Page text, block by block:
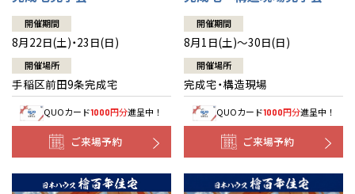
開催期間
8月22日(土)・23日(日)
開催場所
手稲区前田9条完成宅
QUOカード1000円分進呈中！
ご来場予約
開催期間
8月1日(土)～30日(日)
開催場所
完成宅・構造現場
QUOカード1000円分進呈中！
ご来場予約
道南
道東
岩手
山形
宮城
福島
山梨
長野
富山
石川
福井
東京
神奈川
埼玉
千葉
茨城
東海
愛知
岐阜
静岡
三重
近畿
大阪
京都
兵庫
中国・四国
岡山
香川
九州
福岡
分譲マンション
道南
道東
釧路
岩手県
山形県
宮城県
仙台
福島県
会津
山梨県
長野県
富山県
富山
石川県
福井県
福井
東京都
神奈川県
相模
埼玉県
埼玉
千葉県
千葉
東海
愛知県
岐阜県
岐阜
静岡県
三重県
四日市
近畿
大阪府
大阪
京都府
京都
兵庫県
姫路
中国・四国
岡山県
岡山
九州
福岡県
福岡